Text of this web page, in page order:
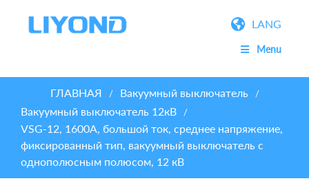
LANG
Menu
ГЛАВНАЯ / Вакуумный выключатель /
Вакуумный выключатель 12кВ /
VSG-12, 1600A, большой ток, среднее напряжение,
фиксированный тип, вакуумный выключатель с
однополюсным полюсом, 12 кВ